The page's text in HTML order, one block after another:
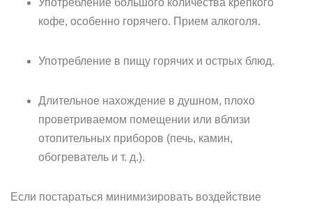
Употребление большого количества крепкого
кофе, особенно горячего. Прием алкоголя.
Употребление в пищу горячих и острых блюд.
Длительное нахождение в душном, плохо
проветриваемом помещении или вблизи
отопительных приборов (печь, камин,
обогреватель и т. д.).
Если постараться минимизировать воздействие